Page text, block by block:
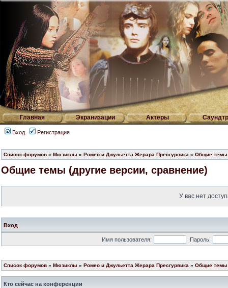
Главная Экранизации Актеры
Вход Регистрация
Список форумов » Мюзиклы » Ромео и Джульетта Жерара Пресгурвика » Общие темы
Общие темы (другие версии, сравнение)
У вас нет
Вход
Имя пользователя: Пароль:
Список форумов » Мюзиклы » Ромео и Джульетта Жерара Пресгурвика » Общие темы
Кто сейчас на конференции